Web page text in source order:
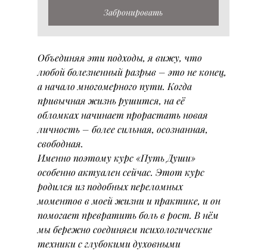
Забронировать
Объединяя эти подходы, я вижу, что
любой болезненный разрыв – это не конец,
а начало многомерного пути. Когда
привычная жизнь рушится, на её
обломках начинает прорастать новая
личность – более сильная, осознанная,
свободная.
Именно поэтому курс «Путь Души»
особенно актуален сейчас. Этот курс
родился из подобных переломных
моментов в моей жизни и практике, и он
помогает превратить боль в рост. В нём
мы бережно соединяем психологические
техники с глубокими духовными